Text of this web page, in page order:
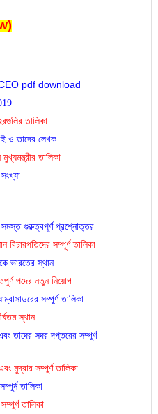
pdf download
তালিকা
ও তাদের লেখক
তালিকা
সমস্ত গুরুত্বপূর্ণ প্রশ্নোত্তর
বিচারপতিদের সম্পূর্ণ তালিকা
ভারতের স্থান
পদের নতুন নিয়োগ
সম্পুর্ণ তালিকা
স্থান
তাদের সদর দপ্তরের সম্পুর্ণ
মুদ্রার সম্পুর্ণ তালিকা
তালিকা
তালিকা